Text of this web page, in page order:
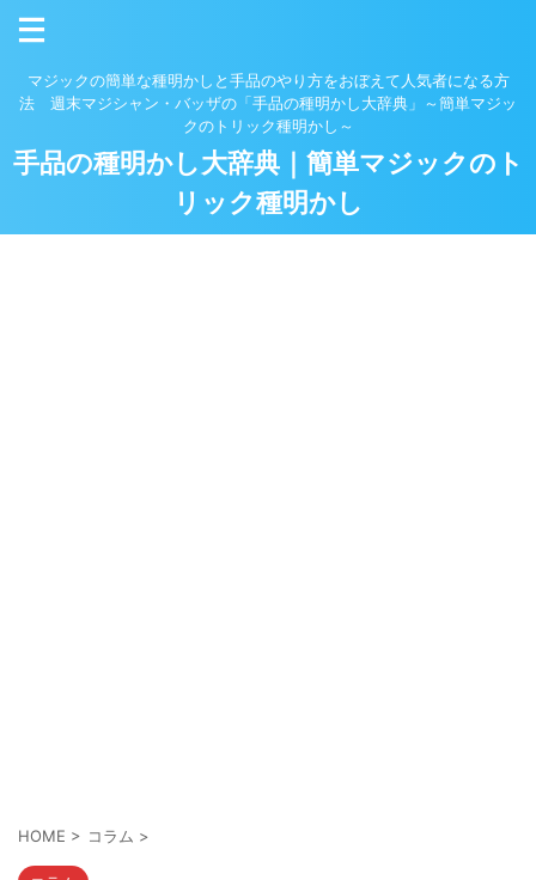
マジックの簡単な種明かしと手品のやり方をおぼえて人気者になる方
法 週末マジシャン・バッザの「手品の種明かし大辞典」～簡単マジッ
クのトリック種明かし～
手品の種明かし大辞典｜簡単マジックのト
リック種明かし
HOME > コラム >